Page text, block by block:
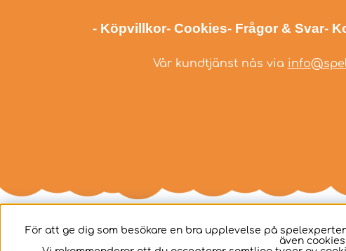
- Köpvillkor- Cookies- Frågor & Svar-
Vår kundtjänst nås via
För att ge dig som besökare en bra upplevelse på
även